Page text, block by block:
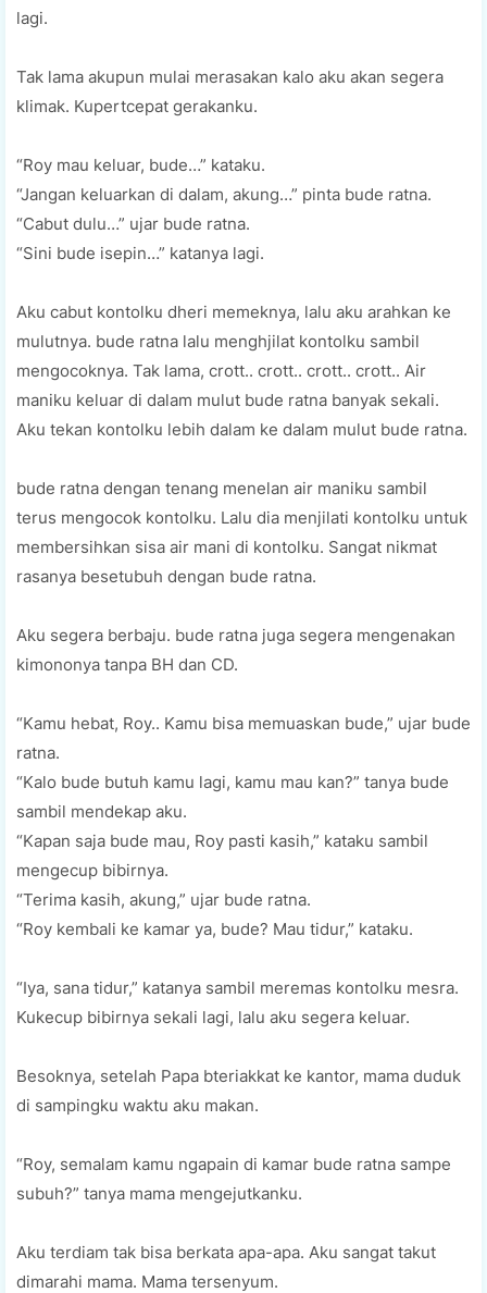
lagi.
Tak lama akupun mulai merasakan kalo aku akan segera
klimak. Kupertcepat gerakanku.
“Roy mau keluar, bude…” kataku.
“Jangan keluarkan di dalam, akung…” pinta bude ratna.
“Cabut dulu…” ujar bude ratna.
“Sini bude isepin…” katanya lagi.
Aku cabut kontolku dheri memeknya, lalu aku arahkan ke
mulutnya. bude ratna lalu menghjilat kontolku sambil
mengocoknya. Tak lama, crott.. crott.. crott.. crott.. Air
maniku keluar di dalam mulut bude ratna banyak sekali.
Aku tekan kontolku lebih dalam ke dalam mulut bude ratna.
bude ratna dengan tenang menelan air maniku sambil
terus mengocok kontolku. Lalu dia menjilati kontolku untuk
membersihkan sisa air mani di kontolku. Sangat nikmat
rasanya besetubuh dengan bude ratna.
Aku segera berbaju. bude ratna juga segera mengenakan
kimononya tanpa BH dan CD.
“Kamu hebat, Roy.. Kamu bisa memuaskan bude,” ujar bude
ratna.
“Kalo bude butuh kamu lagi, kamu mau kan?” tanya bude
sambil mendekap aku.
“Kapan saja bude mau, Roy pasti kasih,” kataku sambil
mengecup bibirnya.
“Terima kasih, akung,” ujar bude ratna.
“Roy kembali ke kamar ya, bude? Mau tidur,” kataku.
“Iya, sana tidur,” katanya sambil meremas kontolku mesra.
Kukecup bibirnya sekali lagi, lalu aku segera keluar.
Besoknya, setelah Papa bteriakkat ke kantor, mama duduk
di sampingku waktu aku makan.
“Roy, semalam kamu ngapain di kamar bude ratna sampe
subuh?” tanya mama mengejutkanku.
Aku terdiam tak bisa berkata apa-apa. Aku sangat takut
dimarahi mama. Mama tersenyum.